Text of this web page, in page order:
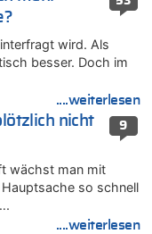
und gewinnt
70-Jähriger gefasst
steckt hinter den
jetzt amtlich
steckt hinter den
wird. Als
besser. Doch im
....weiterlesen
9
nicht
wächst man mit
so schnell
....weiterlesen